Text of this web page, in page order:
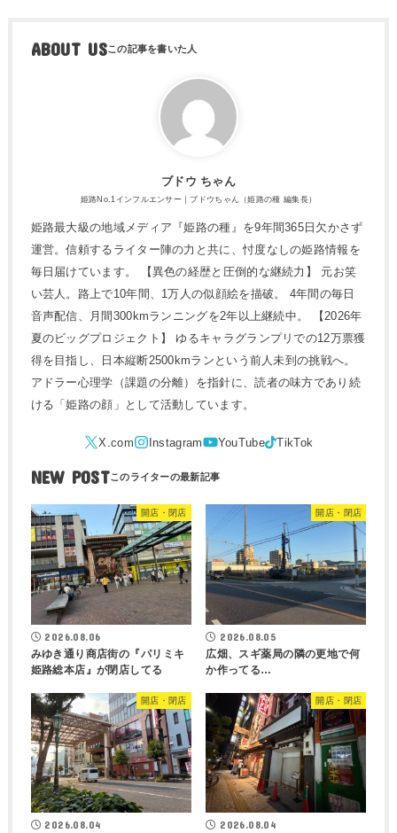
ABOUT US
ブドウ ちゃん
姫路No.1インフルエンサー｜ブドウちゃん（姫路の種 編集長）
姫路最大級の地域メディア『姫路の種』を9年間365日欠かさず
運営。信頼するライター陣の力と共に、忖度なしの姫路情報を
毎日届けています。 【異色の経歴と圧倒的な継続力】 元お笑
い芸人。路上で10年間、1万人の似顔絵を描破。 4年間の毎日
音声配信、月間300kmランニングを2年以上継続中。 【2026年
夏のビッグプロジェクト】 ゆるキャラグランプリでの12万票獲
得を目指し、日本縦断2500kmランという前人未到の挑戦へ。
アドラー心理学（課題の分離）を指針に、読者の味方であり続
ける「姫路の顔」として活動しています。
NEW POST
開店・閉店
2026.08.06
みゆき通り商店街の『パリミキ
姫路総本店』が閉店してる
開店・閉店
2026.08.05
広畑、スギ薬局の隣の更地で何
か作ってる…
開店・閉店
2026.08.04
開店・閉店
2026.08.04